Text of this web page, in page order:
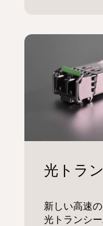
新しい高速
光トランシ